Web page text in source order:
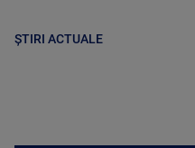
ȘTIRI ACTUALE